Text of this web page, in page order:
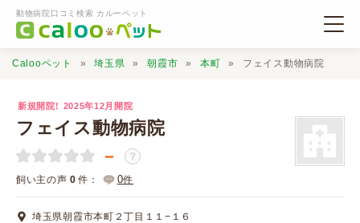
動物病院口コミ検索 カルーペット
動物病院検索
口コミ検索
Calooペット 埼玉県 朝霞市 本町 フェイス動物病院
新規開院! 2025年12月開院
フェイス動物病院
－ ？
飼い主の声 0 件： 0件
埼玉県朝霞市本町２丁目１１−１６